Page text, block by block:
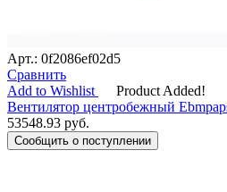
Арт.: 0f2086ef02d5
Сравнить
Add to Wishlist
Product Added!
Вентилятор центробежный
53548.93 руб.
Сообщить о поступлении